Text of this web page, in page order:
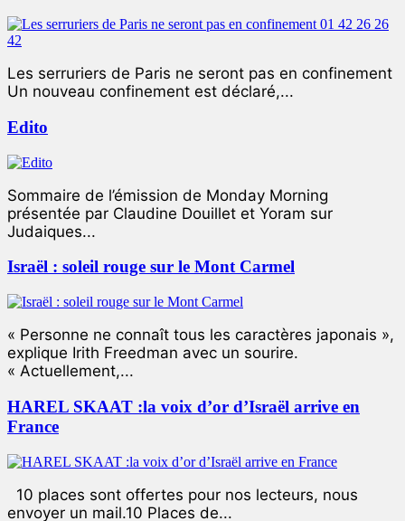
Les serruriers de Paris ne seront pas en confinement
Un nouveau confinement est déclaré,...
Edito
Sommaire de l’émission de Monday Morning
présentée par Claudine Douillet et Yoram sur
Judaiques...
Israël : soleil rouge sur le Mont Carmel
« Personne ne connaît tous les caractères japonais »,
explique Irith Freedman avec un sourire.
« Actuellement,...
HAREL SKAAT :la voix d’or d’Israël arrive en
France
10 places sont offertes pour nos lecteurs, nous
envoyer un mail.10 Places de...